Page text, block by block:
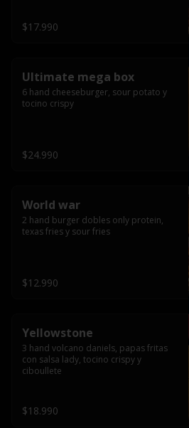
$17.990
Ultimate mega box
6 hand cheeseburger, sour potato y
tocino crispy
$24.990
World war
2 hand burger dobles only protein,
texas fries y sour fries
$12.990
Yellowstone
3 hand volcano daniels, papas fritas
con salsa lady, tocino crispy y
ciboullete
$18.990